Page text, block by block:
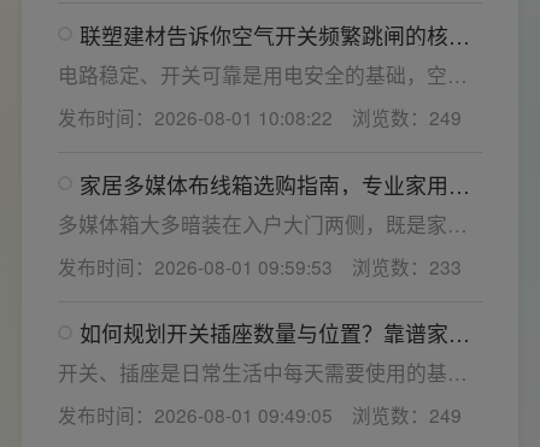
越长越好(因为铜片长度决定了插座距离的大
小，插孔间距越宽二三插同时插入越方便)。
联塑建材告诉你空气开关频繁跳闸的核心
原因与技术对策
电路稳定、开关可靠是用电安全的基础，空开
频繁跳闸大多源于电压波动、配件适配性不足
或防护结构设计缺陷。联塑建材依托成熟的电
电气套装产品，结构设计科学、稳压防护性能
优异，可有效应对电压瞬变、电网波动等场
发布时间：2026-08-01 10:08:22 浏览数：249
家居多媒体布线箱选购指南，专业家用开
关电气套装厂家为您详解
多媒体箱大多暗装在入户大门两侧，既是家居
弱电线路的集中收纳载体，也会影响墙面整体
装修美观度，外观颜值、内部空间、模块化功
一站式配齐全屋电气产品，选择综合实力过硬
的家用开关电气套装厂家，可以同时搞定开关
购与售后更省心。
发布时间：2026-08-01 09:59:53 浏览数：233
如何规划开关插座数量与位置？靠谱家用
开关电气套装品牌怎么选？
开关、插座是日常生活中每天需要使用的基础
电气配件。随着家用电器的普及，需要的电源
插座和开关也会越来越多。装修前期除了规划
发布时间：2026-08-01 09:49:05 浏览数：249